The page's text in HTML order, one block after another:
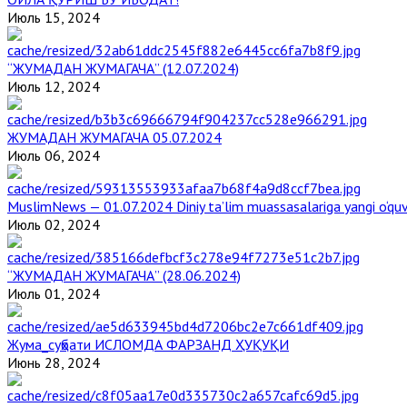
Июль 15, 2024
“ЖУМАДАН ЖУМАГАЧА” (12.07.2024)
Июль 12, 2024
ЖУМАДАН ЖУМАГАЧА 05.07.2024
Июль 06, 2024
MuslimNews — 01.07.2024 Diniy ta’lim muassasalariga yangi
Июль 02, 2024
“ЖУМАДАН ЖУМАГАЧА” (28.06.2024)
Июль 01, 2024
Жума_суҳбати ИСЛОМДА ФАРЗАНД ҲУҚУҚИ
Июнь 28, 2024